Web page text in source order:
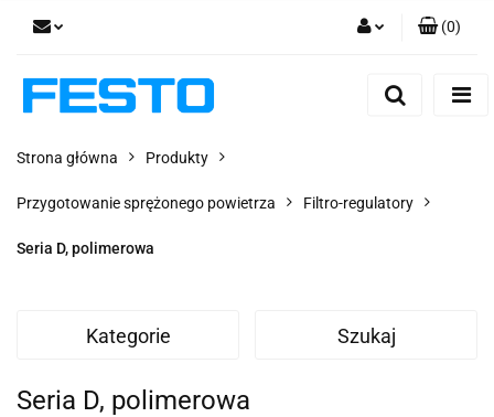
(0)
Strona główna Produkty
Przygotowanie sprężonego powietrza Filtro-regulatory
Seria D, polimerowa
Kategorie Szukaj
Seria D, polimerowa